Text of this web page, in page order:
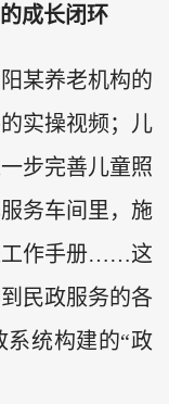
成长闭环
某养老机构的
实操视频；儿
步完善儿童照
务车间里，施
工作手册……这
民政服务的各
系统构建的“政